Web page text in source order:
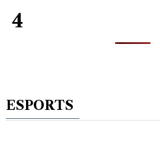
4
ESPORTS